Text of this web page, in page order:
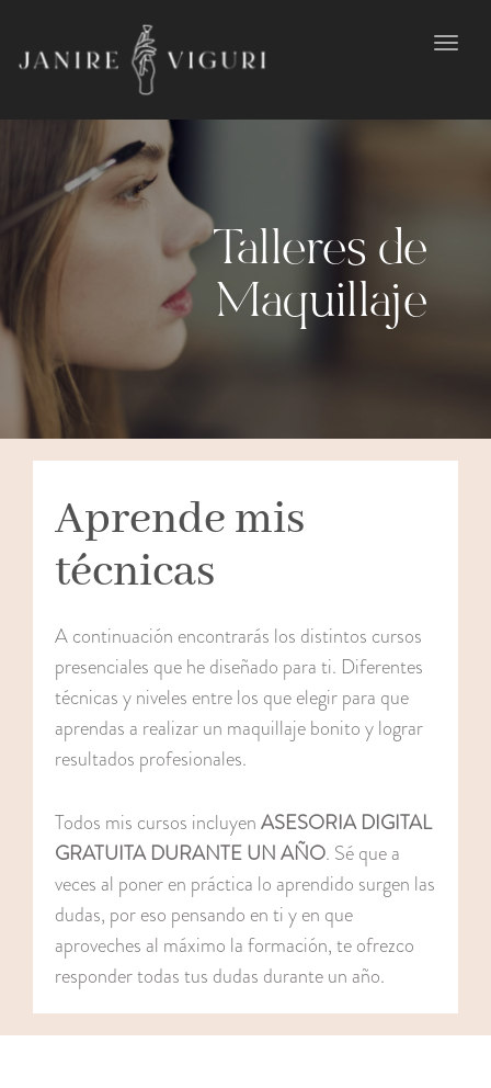
Talleres de
Maquillaje
Aprende mis
técnicas
A continuación encontrarás los distintos cursos
presenciales que he diseñado para ti. Diferentes
técnicas y niveles entre los que elegir para que
aprendas a realizar un maquillaje bonito y lograr
resultados profesionales.
Todos mis cursos incluyenASESORIA DIGITAL
GRATUITA DURANTE UN AÑO. Sé que a
veces al poner en práctica lo aprendido surgen las
dudas, por eso pensando en ti y en que
aproveches al máximo la formación, te ofrezco
responder todas tus dudas durante un año.